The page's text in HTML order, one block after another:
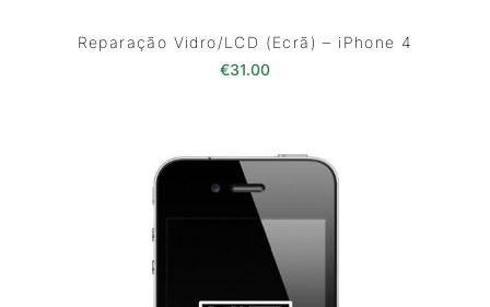
Reparação Vidro/LCD (Ecrã) – iPhone 4
€31.00